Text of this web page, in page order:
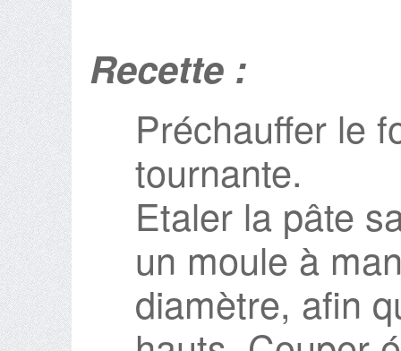
Recette :
Préchauffer le
tournante.
Etaler la pâte
un moule à
diamètre, afin